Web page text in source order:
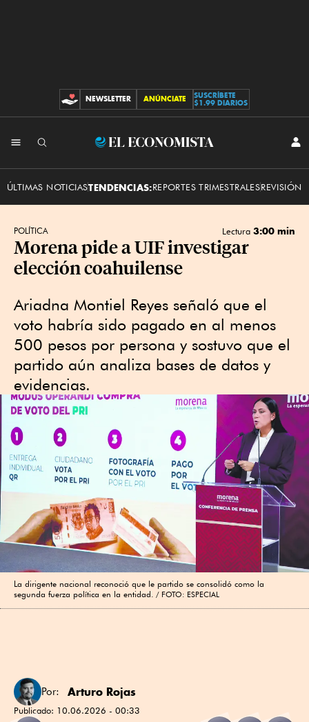
CONTRIBUCIONES
NEWSLETTER ANÚNCIATE
SUSCRÍBETE
$1.99 DIARIOS
El
ÚLTIMAS NOTICIASTENDENCIAS:REPORTES TRIMESTRALESREVISIÓN
POLÍTICA Lectura 3:00 min
Morena pide a UIF investigar
elección coahuilense
Ariadna Montiel Reyes señaló que el
voto habría sido pagado en al menos
500 pesos por persona y sostuvo que el
partido aún analiza bases de datos y
evidencias.
La dirigente nacional reconoció que le partido se consolidó como la
segunda fuerza política en la entidad.
FOTO: ESPECIAL
Por: Arturo Rojas
Publicado: 10.06.2026 - 00:33